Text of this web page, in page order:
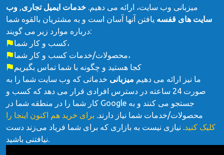
میزبانی وب سایت، ارائه می دهیم. خدمات ایمیل تجاری, وب
سایت های قفسه یافتن آنها آسان است و به مشتریان بالقوه شما
درباره موارد زیر می گویند:
کسب و کار شما،
محصولات/خدمات کسب و کار شما،
کجا هستید و چگونه با شما تماس بگیریم
ما نیز ارائه می دهیم میزبانی خدماتی که وب سایت شما را به
صورت 24 ساعته در دسترس افرادی قرار می دهد که کسب و
کار شما را در منطقه شما در Google جستجو می کنند و به
محصولات/خدمات شما نیاز دارند. برای خرید هم اکنون اینجا را
کلیک کنید. نیازی نیست به بازاری که برای شما فریاد می‌زند دست
نیافتنی باشید.